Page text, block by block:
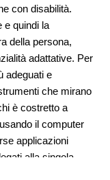
con disabilità.
e quindi la
della persona,
adattative. Per
adeguati e
che mirano
è costretto a
il computer
applicazioni
alla singola
anche